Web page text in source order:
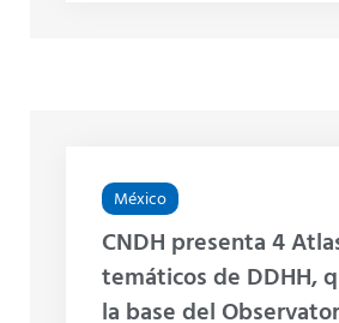
México
CNDH presenta 4
temáticos de DDHH,
la base del